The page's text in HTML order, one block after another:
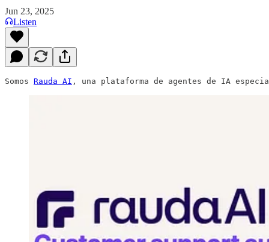
Jun 23, 2025
Listen
Somos Rauda AI , una plataforma de agentes de IA